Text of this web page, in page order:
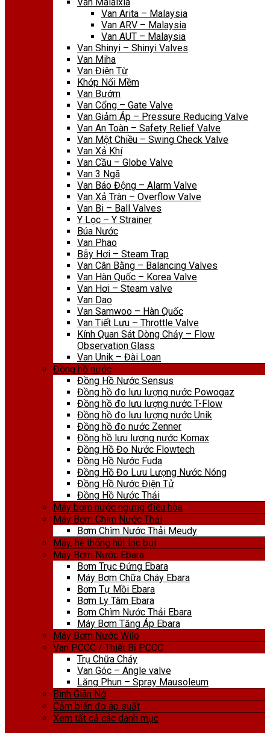
Van Arita – Malaysia
Van ARV – Malaysia
Van AUT – Malaysia
Van Shinyi – Shinyi Valves
Van Miha
Van Điện Từ
Khớp Nối Mềm
Van Bướm
Van Cổng – Gate Valve
Van Giảm Áp – Pressure Reducing Valve
Van An Toàn – Safety Relief Valve
Van Một Chiều – Swing Check Valve
Van Xả Khí
Van Cầu – Globe Valve
Van 3 Ngã
Van Báo Động – Alarm Valve
Van Xả Tràn – Overflow Valve
Van Bi – Ball Valves
Y Lọc – Y Strainer
Búa Nước
Van Phao
Bẫy Hơi – Steam Trap
Van Cân Bằng – Balancing Valves
Van Hàn Quốc – Korea Valve
Van Hơi – Steam valve
Van Dao
Van Samwoo – Hàn Quốc
Van Tiết Lưu – Throttle Valve
Kính Quan Sát Dòng Chảy – Flow
Observation Glass
Van Unik – Đài Loan
Đồng hồ nước
Đồng Hồ Nước Sensus
Đồng hồ đo lưu lượng nước Powogaz
Đồng hồ đo lưu lượng nước T-Flow
Đồng hồ đo lưu lượng nước Unik
Đồng hồ đo nước Zenner
Đồng hồ lưu lượng nước Komax
Đồng Hồ Đo Nước Flowtech
Đồng Hồ Nước Fuda
Đồng Hồ Đo Lưu Lượng Nước Nóng
Đồng Hồ Nước Điện Tử
Đồng Hồ Nước Thải
Máy bơm nước ngưng điều hòa
Máy Bơm Chìm Nước Thải
Bơm Chìm Nước Thải Meudy
Máy, hệ thống hút lọc bụi
Máy Bơm Nước Ebara
Bơm Trục Đứng Ebara
Máy Bơm Chữa Cháy Ebara
Bơm Tự Mồi Ebara
Bơm Ly Tâm Ebara
Bơm Chìm Nước Thải Ebara
Máy Bơm Tăng Áp Ebara
Máy Bơm Nước Wilo
Van PCCC / Thiết Bị PCCC
Trụ Chữa Cháy
Van Góc – Angle valve
Lăng Phun – Spray Mausoleum
Bình Giãn Nở
Cảm biến đo áp suất
Xem tất cả các danh mục